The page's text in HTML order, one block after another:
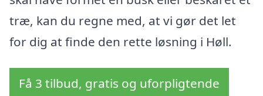
træ, kan du regne med, at vi gør det let
for dig at finde den rette løsning i Høll.
Få 3 tilbud, gratis og uforpligtende